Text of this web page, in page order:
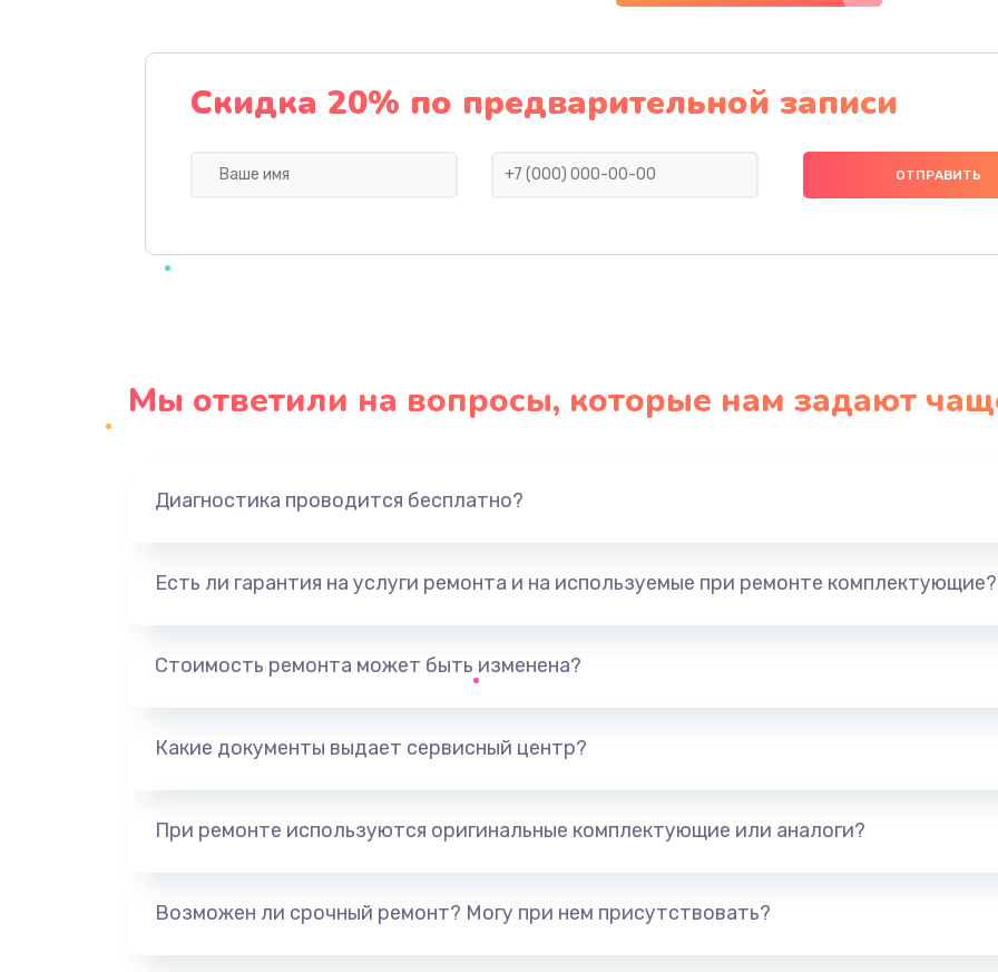
450 руб.
Скидка 20% по предварительной записи
Мы ответили на вопросы, которые нам задают
Диагностика проводится бесплатно?
Есть ли гарантия на услуги ремонта и на используемые при ремонте комплектующие?
Стоимость ремонта может быть изменена?
Какие документы выдает сервисный центр?
При ремонте используются оригинальные комплектующие или аналоги?
Возможен ли срочный ремонт? Могу при нем присутствовать?